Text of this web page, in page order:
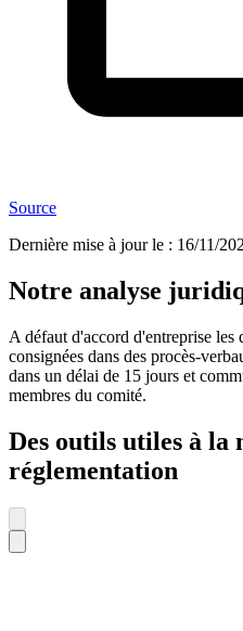
Source
Dernière mise à jour le : 16/11/
Notre analyse
A défaut d'accord d'entreprise les
consignées dans des procès-
dans un délai de 15 jours et
membres du comité.
Des outils utiles à la
réglementation